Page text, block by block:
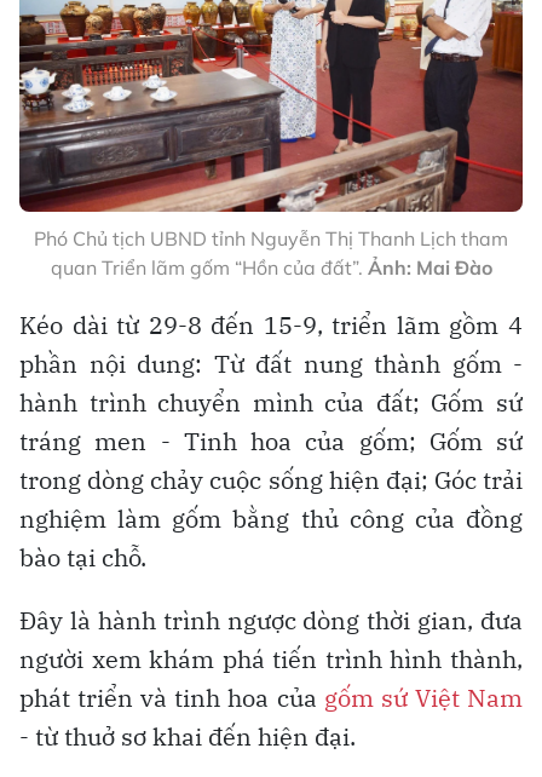
Phó Chủ tịch UBND tỉnh Nguyễn Thị Thanh Lịch tham
quan Triển lãm gốm “Hồn của đất”. Ảnh: Mai Đào
Kéo dài từ 29-8 đến 15-9, triển lãm gồm 4
phần nội dung: Từ đất nung thành gốm -
hành trình chuyển mình của đất; Gốm sứ
tráng men - Tinh hoa của gốm; Gốm sứ
trong dòng chảy cuộc sống hiện đại; Góc trải
nghiệm làm gốm bằng thủ công của đồng
bào tại chỗ.
Đây là hành trình ngược dòng thời gian, đưa
người xem khám phá tiến trình hình thành,
phát triển và tinh hoa của gốm sứ Việt Nam
- từ thuở sơ khai đến hiện đại.